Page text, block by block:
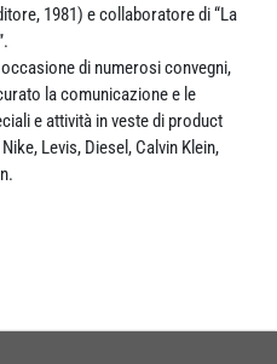
1981) e collaboratore di “La
di numerosi convegni,
la comunicazione e le
e attività in veste di product
Levis, Diesel, Calvin Klein,